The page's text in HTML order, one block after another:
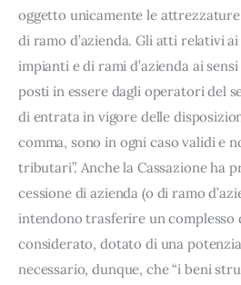
oggetto unicamente le
di ramo d’azienda. Gli atti relativi
impianti e di rami d’azienda ai
posti in essere dagli operatori del
di entrata in vigore delle
comma, sono in ogni caso validi e
tributari”. Anche la Cassazione ha
cessione di azienda (o di ramo
intendono trasferire un complesso
considerato, dotato di una
necessario, dunque, che “i beni